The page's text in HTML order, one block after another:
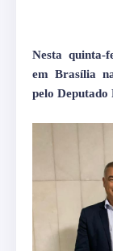
Nesta quinta-
em Brasília
pelo